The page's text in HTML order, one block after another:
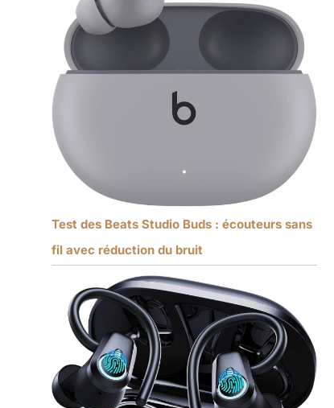
Test des Beats Studio Buds : écouteurs sans
fil avec réduction du bruit